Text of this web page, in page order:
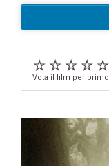
Vota il film per primo